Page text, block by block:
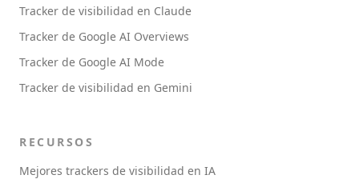
Tracker de visibilidad en Claude
Tracker de Google AI Overviews
Tracker de Google AI Mode
Tracker de visibilidad en Gemini
RECURSOS
Mejores trackers de visibilidad en IA